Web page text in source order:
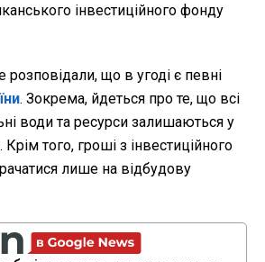
інвестиційного фонду
розповідали, що в угоді є певні
. Зокрема, йдеться про те, що всі
води та ресурси залишаються у
Крім того, гроші з інвестиційного
лише на відбудову